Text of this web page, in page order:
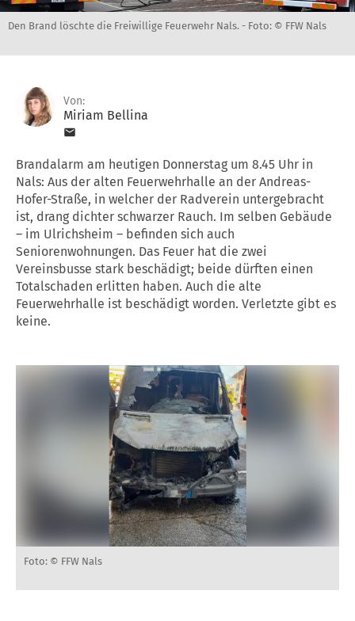
Den Brand löschte die Freiwillige Feuerwehr Nals. - Foto: © FFW Nals
Von:
Miriam Bellina
Brandalarm am heutigen Donnerstag um 8.45 Uhr in
Nals: Aus der alten Feuerwehrhalle an der Andreas-
Hofer-Straße, in welcher der Radverein untergebracht
ist, drang dichter schwarzer Rauch. Im selben Gebäude
– im Ulrichsheim – befinden sich auch
Seniorenwohnungen. Das Feuer hat die zwei
Vereinsbusse stark beschädigt; beide dürften einen
Totalschaden erlitten haben. Auch die alte
Feuerwehrhalle ist beschädigt worden. Verletzte gibt es
keine.
Foto: © FFW Nals